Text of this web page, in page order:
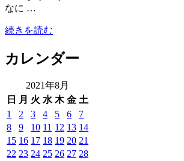
なに …
続きを読む
カレンダー
2021年8月
日 月 火 水 木 金 土
1 2 3 4 5 6
7
8
9 10 11 12 13 14
15 16 17 18 19 20 21
22 23 24 25 26 27 28